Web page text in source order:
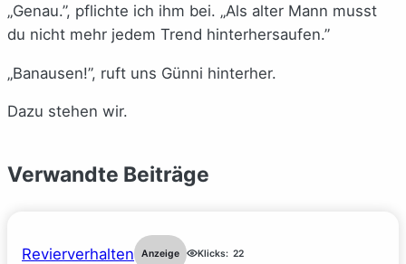
„Genau.”, pflichte ich ihm bei. „Als alter Mann musst
du nicht mehr jedem Trend hinterhersaufen.”
„Banausen!”, ruft uns Günni hinterher.
Dazu stehen wir.
Verwandte Beiträge
Revierverhalten Anzeige Klicks: 22